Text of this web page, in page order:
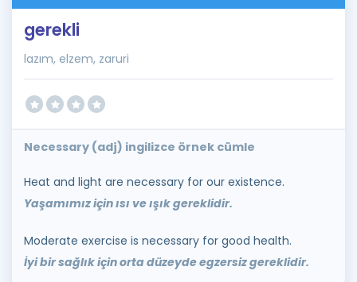
İngilizce Gramer
gerekli
lazım, elzem, zaruri
Necessary (adj) ingilizce örnek cümle
Heat and light are necessary for our existence.
Yaşamımız için ısı ve ışık gereklidir.
Moderate exercise is necessary for good health.
İyi bir sağlık için orta düzeyde egzersiz gereklidir.